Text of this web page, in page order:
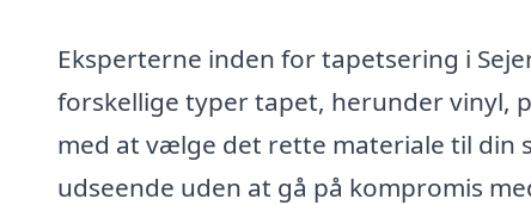
Eksperterne inden for tapetsering i
forskellige typer tapet, herunder vinyl,
med at vælge det rette materiale til din
udseende uden at gå på kompromis